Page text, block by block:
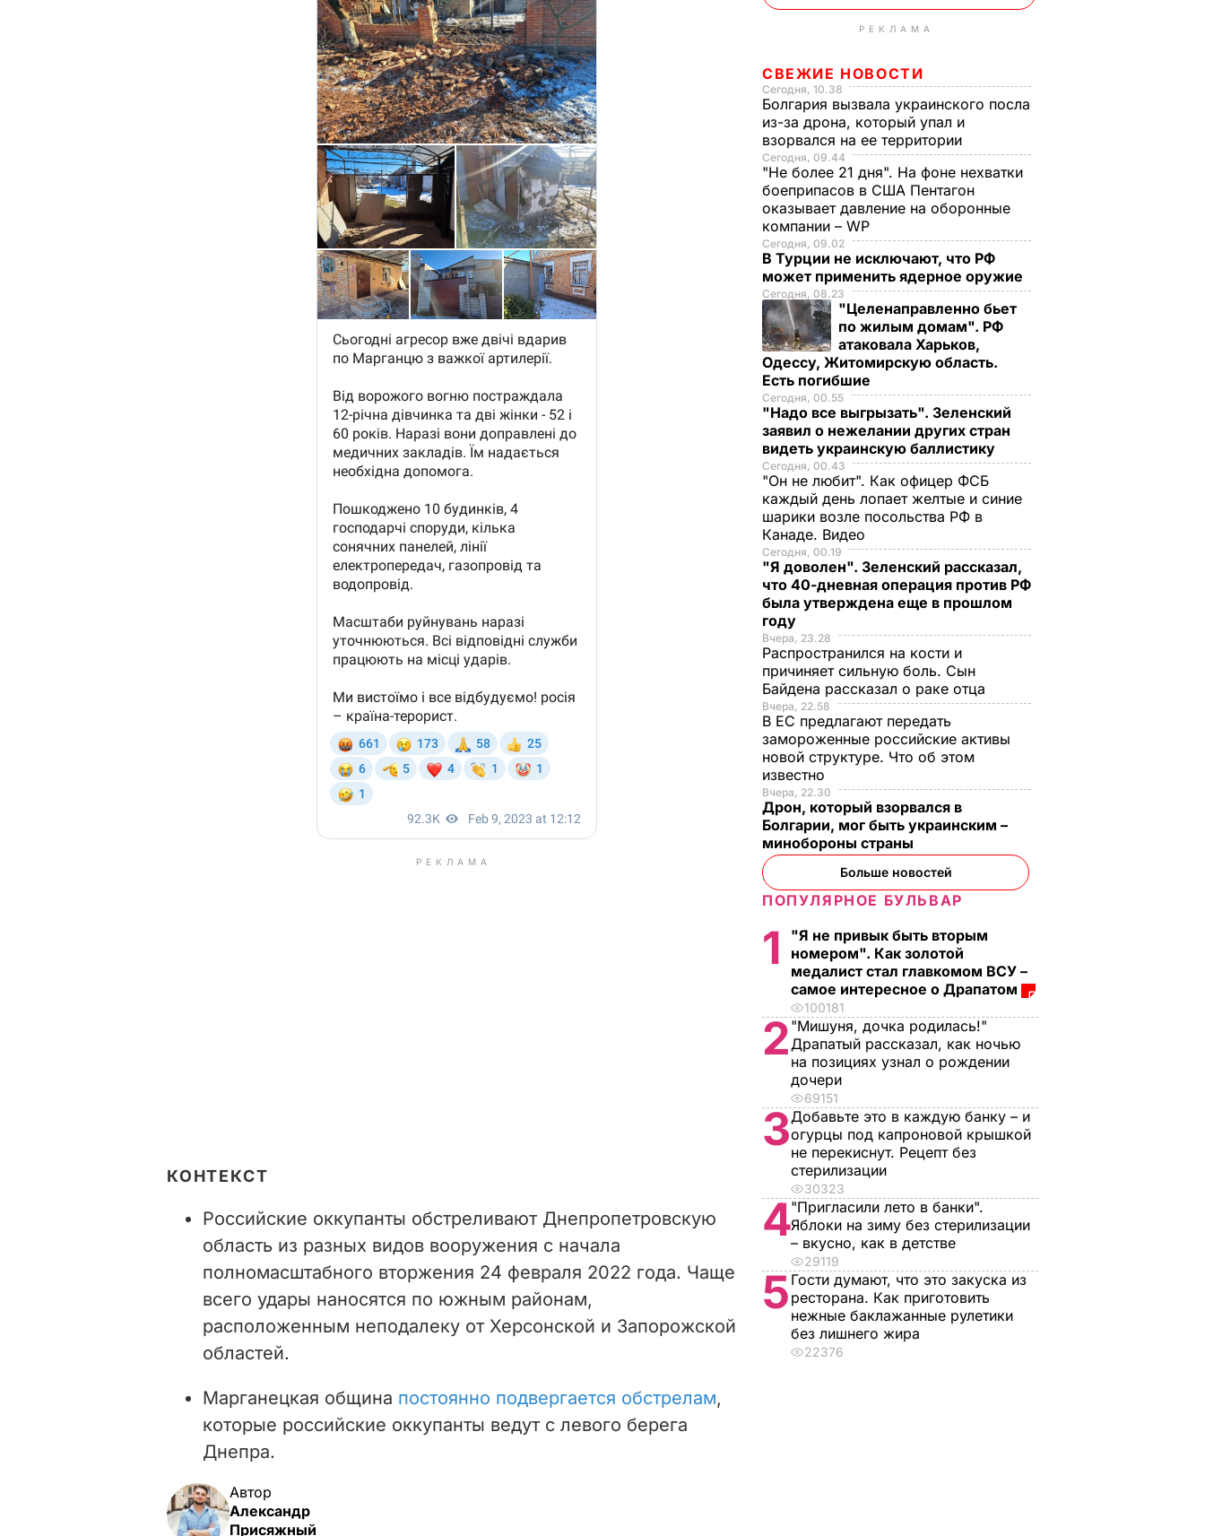
РЕКЛАМА
КОНТЕКСТ
Российские оккупанты обстреливают Днепропетровскую
область из разных видов вооружения с начала
полномасштабного вторжения 24 февраля 2022 года. Чаще
всего удары наносятся по южным районам,
расположенным неподалеку от Херсонской и Запорожской
областей.
Марганецкая община постоянно подвергается обстрелам,
которые российские оккупанты ведут с левого берега
Днепра.
Автор
Александр
Присяжный
РЕКЛАМА
СВЕЖИЕ НОВОСТИ
Сегодня, 10.38
Болгария вызвала украинского посла
из-за дрона, который упал и
взорвался на ее территории
Сегодня, 09.44
"Не более 21 дня". На фоне нехватки
боеприпасов в США Пентагон
оказывает давление на оборонные
компании – WP
Сегодня, 09.02
В Турции не исключают, что РФ
может применить ядерное оружие
Сегодня, 08.23
"Целенаправленно бьет
по жилым домам". РФ
атаковала Харьков,
Одессу, Житомирскую область.
Есть погибшие
Сегодня, 00.55
"Надо все выгрызать". Зеленский
заявил о нежелании других стран
видеть украинскую баллистику
Сегодня, 00.43
"Он не любит". Как офицер ФСБ
каждый день лопает желтые и синие
шарики возле посольства РФ в
Канаде. Видео
Сегодня, 00.19
"Я доволен". Зеленский рассказал,
что 40-дневная операция против РФ
была утверждена еще в прошлом
году
Вчера, 23.28
Распространился на кости и
причиняет сильную боль. Сын
Байдена рассказал о раке отца
Вчера, 22.58
В ЕС предлагают передать
замороженные российские активы
новой структуре. Что об этом
известно
Вчера, 22.30
Дрон, который взорвался в
Болгарии, мог быть украинским –
минобороны страны
Больше новостей
ПОПУЛЯРНОЕ БУЛЬВАР
1
"Я не привык быть вторым
номером". Как золотой
медалист стал главкомом ВСУ –
самое интересное о Драпатом
100181
2 "Мишуня, дочка родилась!"
Драпатый рассказал, как ночью
на позициях узнал о рождении
дочери
69151
3Добавьте это в каждую банку – и
огурцы под капроновой крышкой
не перекиснут. Рецепт без
стерилизации
30323
4"Пригласили лето в банки".
Яблоки на зиму без стерилизации
– вкусно, как в детстве
29119
5 Гости думают, что это закуска из
ресторана. Как приготовить
нежные баклажанные рулетики
без лишнего жира
22376